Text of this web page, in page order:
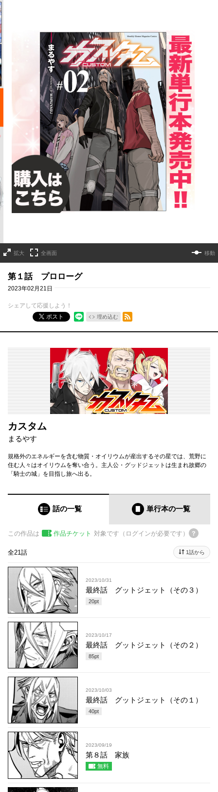
詳細ページへのリンク
拡大 全画面 移動
第１話 プロローグ
2023年02月21日
シェアして応援しよう！
ポスト
埋め込む
RSSフィード
カスタム
まるやす
規格外のエネルギーを含む物質・オイリウムが産出するその星では、荒野に
住む人々はオイリウムを奪い合う。主人公・グッドジェットは生まれ故郷の
「騎士の城」を目指し旅へ出る。
話の一覧 単行本の一覧
この作品は 作品チケット 対象です（ログインが必要です）
全21話 1話から
2023/10/31
最終話 グットジェット（その３）
20pt
2023/10/17
最終話 グットジェット（その２）
85pt
2023/10/03
最終話 グットジェット（その１）
40pt
2023/09/19
第８話 家族
無料